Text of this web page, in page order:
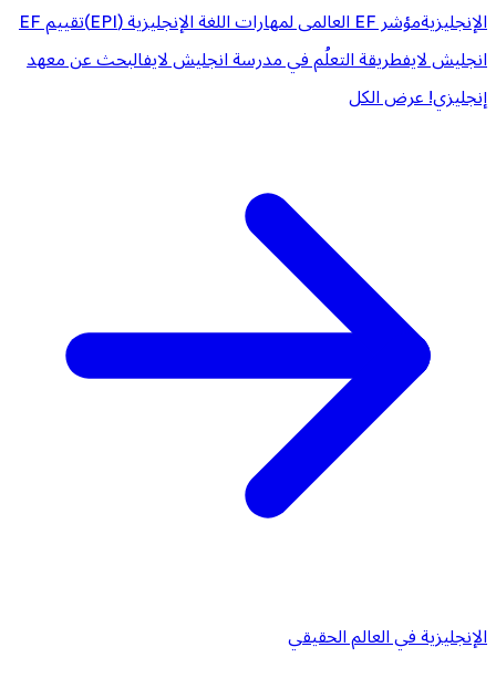
الإنجليزيةمؤشر EF العالمى لمهارات اللغة الإنجليزية (EPI)
تقييم EF
انجليش لايفطريقة التعلُم في مدرسة انجليش لايفالبحث عن معهد
إنجليزي! عرض الكل
الإنجليزية في العالم الحقيقي